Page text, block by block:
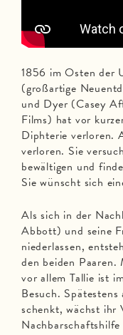
1856 im Osten der
(großartige
und Dyer (Casey
Films) hat vor
Diphterie verloren.
verloren. Sie
bewältigen und
Sie wünscht sich
Als sich in der
Abbott) und seine
niederlassen,
den beiden
vor allem Tallie ist
Besuch.
schenkt, wächst ihr
Nachbarschaftshilfe